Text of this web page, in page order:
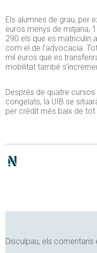
Els alumnes de grau, per
euros menys de mitjana,
290 els que es matriculin
com el de l’advocacia.
mil euros que es
mobilitat també
Després de quatre
congelats, la UIB se
per crèdit més baix de tot
Disculpau, els